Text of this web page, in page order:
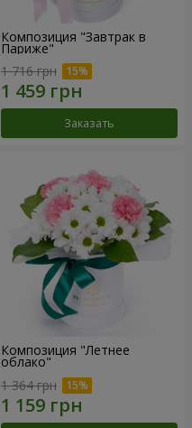
Композиция "Завтрак в
Париже"
1 716 грн
Заказать
Композиция "Летнее
облако"
1 364 грн